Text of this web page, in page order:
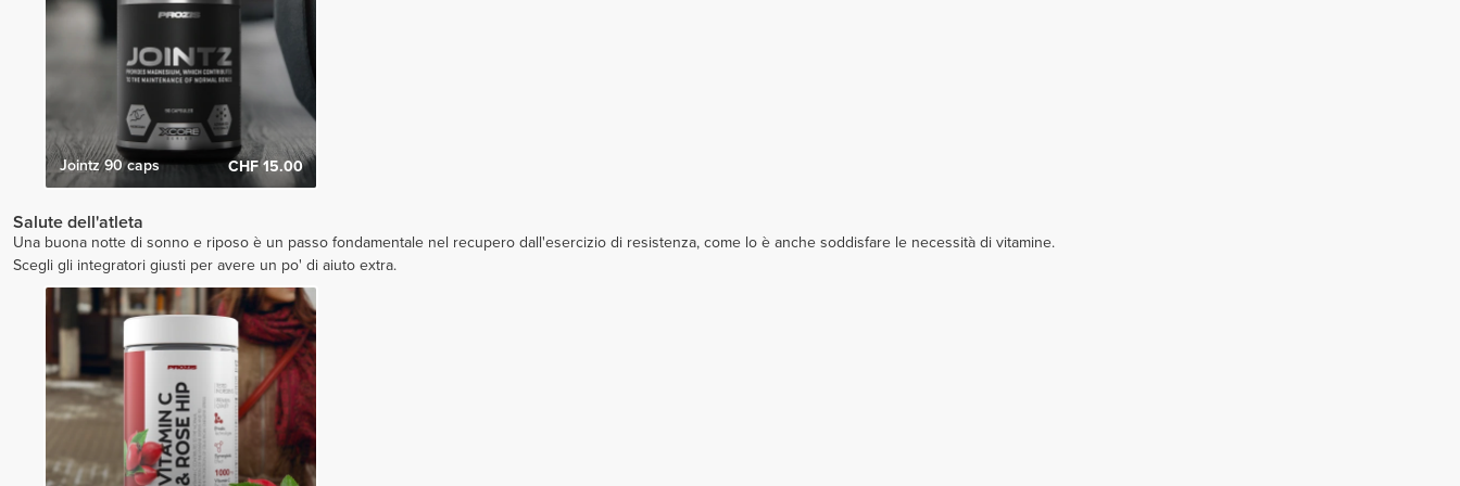
Jointz 90 caps CHF 15.00
Salute dell'atleta
Una buona notte di sonno e riposo è un passo fondamentale nel recupero dall'esercizio di resistenza, come lo è anche soddisfare le necessità di vitamine.
Scegli gli integratori giusti per avere un po' di aiuto extra.